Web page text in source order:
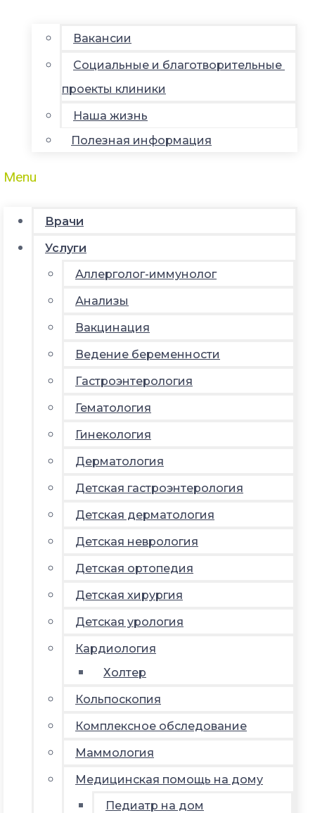
Вакансии
Социальные и благотворительные
проекты клиники
Наша жизнь
Полезная информация
Menu
Врачи
Услуги
Аллерголог-иммунолог
Анализы
Вакцинация
Ведение беременности
Гастроэнтерология
Гематология
Гинекология
Дерматология
Детская гастроэнтерология
Детская дерматология
Детская неврология
Детская ортопедия
Детская хирургия
Детская урология
Кардиология
Холтер
Кольпоскопия
Комплексное обследование
Маммология
Медицинская помощь на дому
Педиатр на дом